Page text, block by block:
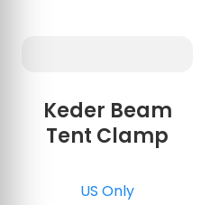
Keder Beam
Tent Clamp
US Only